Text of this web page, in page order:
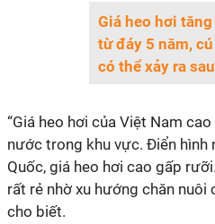
Giá heo hơi
từ đáy 5 năm,
có thể xảy ra
“Giá heo hơi của Việt Nam
nước trong khu vực. Điển hình
Quốc, giá heo hơi cao gấp
rất rẻ nhờ xu hướng chăn nuôi
cho biết.